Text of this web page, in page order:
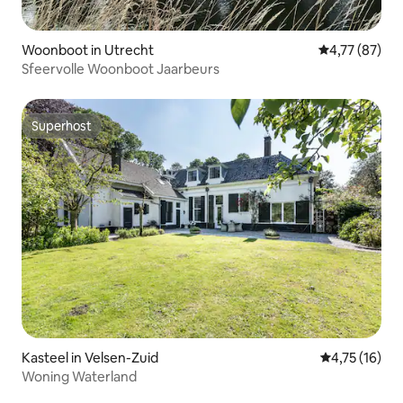
Woonboot in Utrecht Gemiddelde
4,77 (87)
Sfeervolle Woonboot Jaarbeurs
Superhost
Superhost
Kasteel in Velsen-Zuid Gemiddelde
4,75 (16)
Woning Waterland